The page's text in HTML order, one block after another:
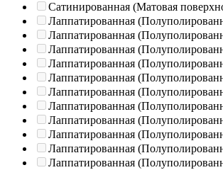
Сатинированная (Матовая
Лаппатированная
Лаппатированная
Лаппатированная
Лаппатированная
Лаппатированная
Лаппатированная
Лаппатированная
Лаппатированная
Лаппатированная
Лаппатированная
Лаппатированная